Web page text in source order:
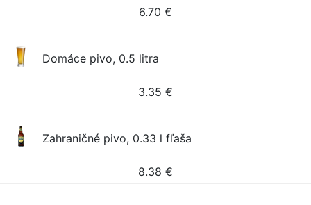
6.70 €
Domáce pivo, 0.5 litra
3.35 €
Zahraničné pivo, 0.33 l fľaša
8.38 €